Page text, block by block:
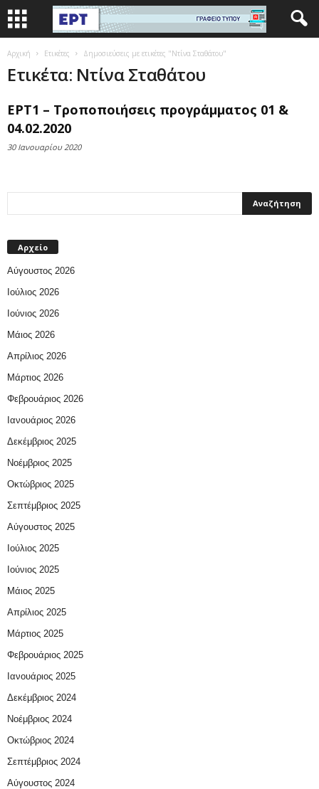
Αρχική Ετικέτες Δημοσιεύσεις με ετικέτες "Ντίνα Σταθάτου"
Ετικέτα: Ντίνα Σταθάτου
ΕΡΤ1 – Τροποποιήσεις προγράμματος 01 &
04.02.2020
30 Ιανουαρίου 2020
Αρχείο
Αύγουστος 2026
Ιούλιος 2026
Ιούνιος 2026
Μάιος 2026
Απρίλιος 2026
Μάρτιος 2026
Φεβρουάριος 2026
Ιανουάριος 2026
Δεκέμβριος 2025
Νοέμβριος 2025
Οκτώβριος 2025
Σεπτέμβριος 2025
Αύγουστος 2025
Ιούλιος 2025
Ιούνιος 2025
Μάιος 2025
Απρίλιος 2025
Μάρτιος 2025
Φεβρουάριος 2025
Ιανουάριος 2025
Δεκέμβριος 2024
Νοέμβριος 2024
Οκτώβριος 2024
Σεπτέμβριος 2024
Αύγουστος 2024